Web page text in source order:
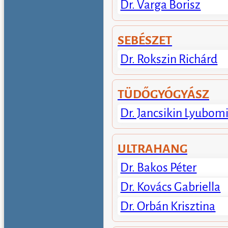
Dr. Varga Borisz
SEBÉSZET
Dr. Rokszin Richárd
TÜDŐGYÓGYÁSZ
Dr. Jancsikin
ULTRAHANG
Dr. Bakos Péter
Dr. Kovács Gabriella
Dr. Orbán Krisztina